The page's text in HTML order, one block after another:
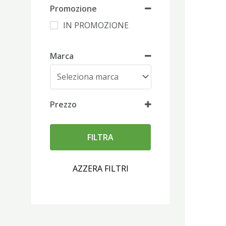
Promozione
IN PROMOZIONE
Marca
Prezzo
FILTRA
AZZERA FILTRI